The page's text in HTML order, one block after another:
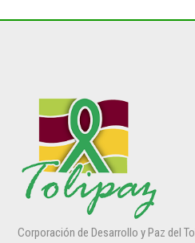
Corporación de Desarrollo y Paz del